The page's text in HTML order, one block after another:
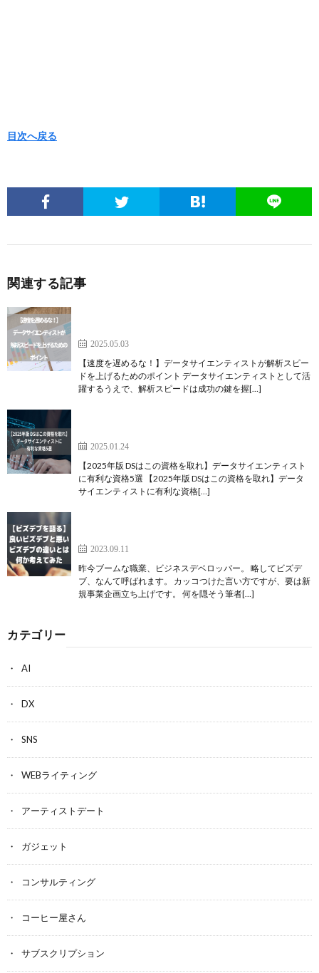
目次へ戻る
関連する記事
2025.05.03
【速度を遅めるな！】データサイエンティストが解析スピー
ドを上げるためのポイント データサイエンティストとして活
躍するうえで、解析スピードは成功の鍵を握[…]
2025.01.24
【2025年版 DSはこの資格を取れ】データサイエンティスト
に有利な資格5選 【2025年版 DSはこの資格を取れ】データ
サイエンティストに有利な資格[…]
2023.09.11
昨今ブームな職業、ビジネスデベロッパー。 略してビズデ
ブ、なんて呼ばれます。 カッコつけた言い方ですが、要は新
規事業企画立ち上げです。 何を隠そう筆者[…]
カテゴリー
AI
DX
SNS
WEBライティング
アーティストデート
ガジェット
コンサルティング
コーヒー屋さん
サブスクリプション